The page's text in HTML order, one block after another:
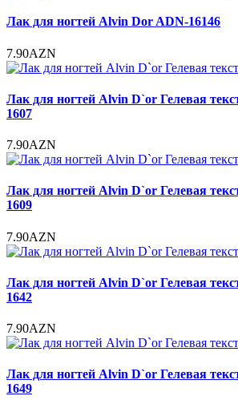
Лак для ногтей Alvin Dor ADN-16146
7.90AZN
Лак для ногтей Alvin D`or Гелевая
1607
7.90AZN
Лак для ногтей Alvin D`or Гелевая
1609
7.90AZN
Лак для ногтей Alvin D`or Гелевая
1642
7.90AZN
Лак для ногтей Alvin D`or Гелевая
1649